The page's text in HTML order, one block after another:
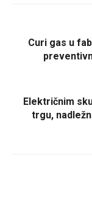
Curi gas u
Električnim
trgu,